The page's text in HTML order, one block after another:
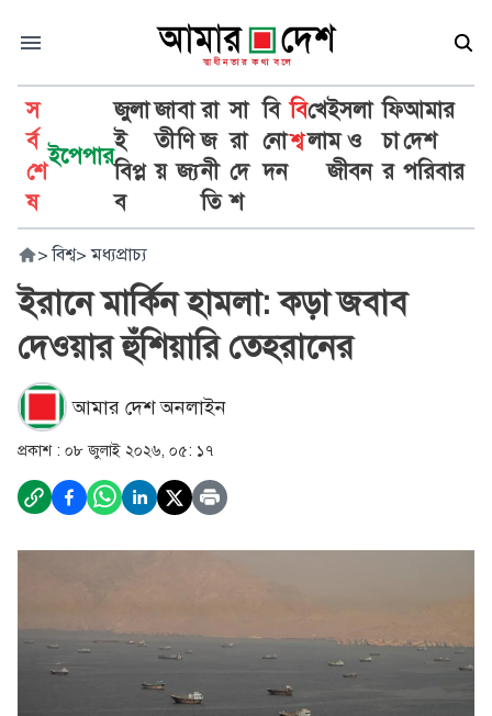
স
র্ব
শে
ষ
ইপেপার
জুলা
ই
বিপ্ল
ব
জা
তী
য়
বা
ণি
জ্য
রা
জ
নী
তি
সা
রা
দে
শ
বি
নো
দন
বি
শ্ব
খে
লা
ইসলা
ম ও
জীবন
ফি
চা
র
আমার
দেশ
পরিবার
> বিশ্ব> মধ্যপ্রাচ্য
ইরানে মার্কিন হামলা: কড়া জবাব
দেওয়ার হুঁশিয়ারি তেহরানের
আমার দেশ অনলাইন
প্রকাশ : ০৮ জুলাই ২০২৬, ০৫: ১৭